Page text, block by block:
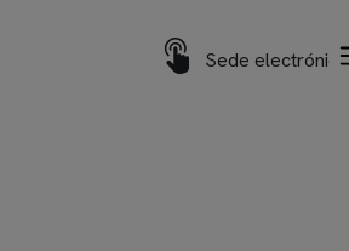
ImagenSede electrónica